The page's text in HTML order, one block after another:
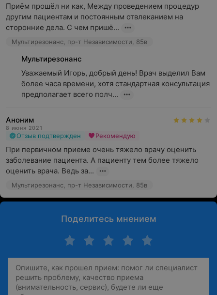
Приём прошёл ни как, Между проведением процедур
другим пациентам и постоянным отвлеканием на
сторонние дела. С чем пришё...
Мультирезонанс, пр-т Независимости, 85в
Мультирезонанс
Уважаемый Игорь, добрый день! Врач выделил Вам
более часа времени, хотя стандартная консультация
предполагает всего полч...
Аноним
8 июня 2021
Отзыв подтвержден Рекомендую
При первичном приеме очень тяжело врачу оценить
заболевание пациента. А пациенту тем более тяжело
оценить врача. Ведь за...
Мультирезонанс, пр-т Независимости, 85в
Поделитесь мнением